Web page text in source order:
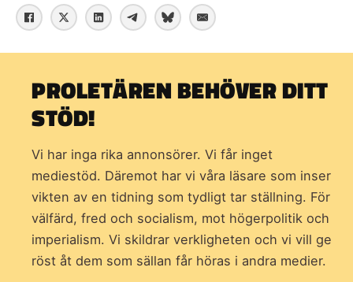
PROLETÄREN BEHÖVER DITT
STÖD!
Vi har inga rika annonsörer. Vi får inget
mediestöd. Däremot har vi våra läsare som inser
vikten av en tidning som tydligt tar ställning. För
välfärd, fred och socialism, mot högerpolitik och
imperialism. Vi skildrar verkligheten och vi vill ge
röst åt dem som sällan får höras i andra medier.